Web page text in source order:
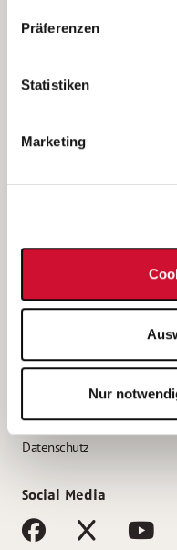
Ihre Einwilligung
indem Sie die Cookie-
unserer
Präferenzen
Statistiken
Marketing
Nur
Kantstraße 45a
(Ein Tochterunternehmen
e.V.)
Bewerbung als
Bewerbung als Erzieher*in
AWO Gliederungen nach
Impressum
Datenschutz
Social Media